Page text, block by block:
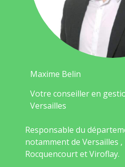
Maxime Belin
Votre conseiller en
Versailles
Responsable du
notamment de Versailles ,
Rocquencourt et Viroflay.